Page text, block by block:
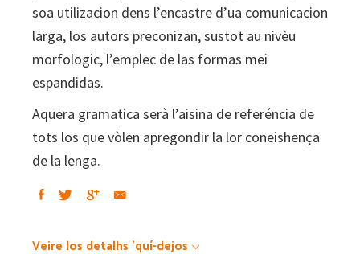
soa utilizacion dens l’encastre d’ua comunicacion
larga, los autors preconizan, sustot au nivèu
morfologic, l’emplec de las formas mei
espandidas.
Aquera gramatica serà l’aisina de referéncia de
tots los que vòlen apregondir la lor coneishença
de la lenga.
Veire los detalhs 'quí-dejos